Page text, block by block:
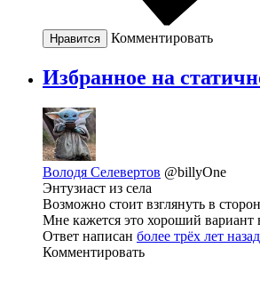
Нравится Комментировать
Избранное на
Володя Селевертов @billyOne
Энтузиаст из села
Возможно стоит взглянуть в
Мне кажется это хороший вариант
Ответ написан более трёх лет назад
Комментировать